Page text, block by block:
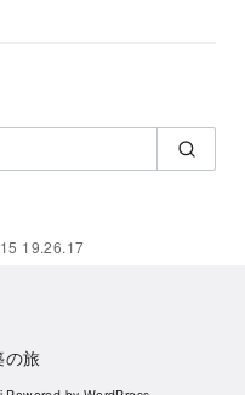
19.26.17
の旅